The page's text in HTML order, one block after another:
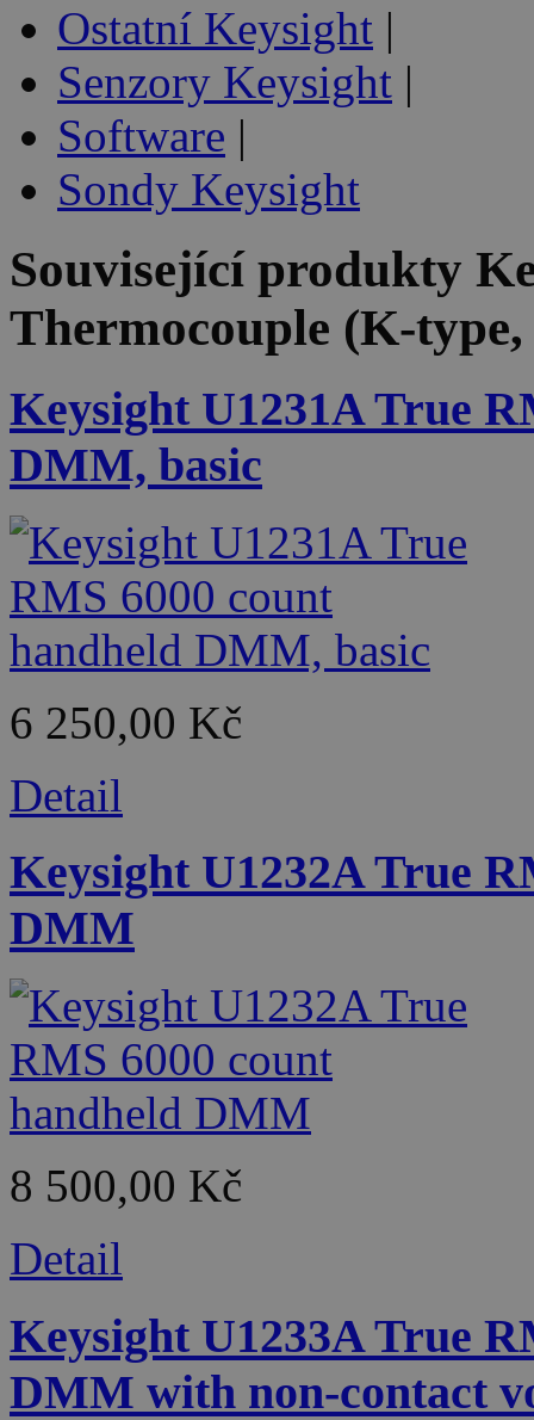
Ostatní Keysight |
Senzory Keysight |
Software |
Sondy Keysight
Související produkty
Thermocouple (K-
Keysight U1231A True
DMM, basic
6 250,00 Kč
Detail
Keysight U1232A True
DMM
8 500,00 Kč
Detail
Keysight U1233A True
DMM with non-contact